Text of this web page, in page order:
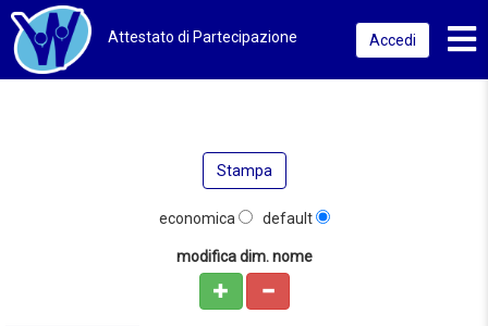
Attestato di Partecipazione Accedi
Stampa
economica default
modifica dim. nome